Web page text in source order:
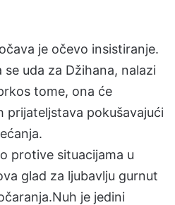
je očevo insistiranje.
se uda za Džihana, nalazi
tome, ona će
prijateljstava pokušavajući
protive situacijama u
glad za ljubavlju gurnut
je jedini